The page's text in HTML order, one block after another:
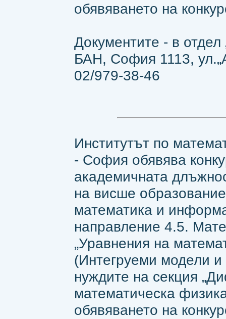
обявяването на
Документите - в
БАН, София 1113,
02/979-38-46
Институтът по
- София обявява
академичната
на висше
математика и
направление 4.5.
„Уравнения на
(Интегруеми модели и
нуждите на секция
математическа
обявяването на